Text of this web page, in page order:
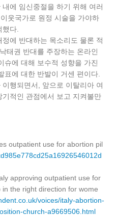
에 임신중절을 하기 위해 여러
웃국가로 원정 시술을 가야하
다.
에 반대하는 목소리도 물론 적
태권 반대를 주장하는 온라인
슈에 대해 보수적 성향을 가진
표에 대한 반발이 거센 편이다.
행되면서, 앞으로 이탈리아 여
적인 관점에서 보고 지켜볼만
outpatient use for abortion pil
approving outpatient use for
the right direction for wome
voices/italy-abortion-
church-a9669506.html